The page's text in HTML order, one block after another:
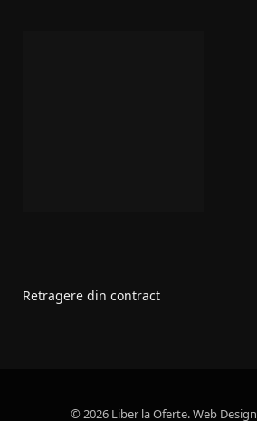
Retragere din contract
© 2026 Liber la Oferte. Web Design